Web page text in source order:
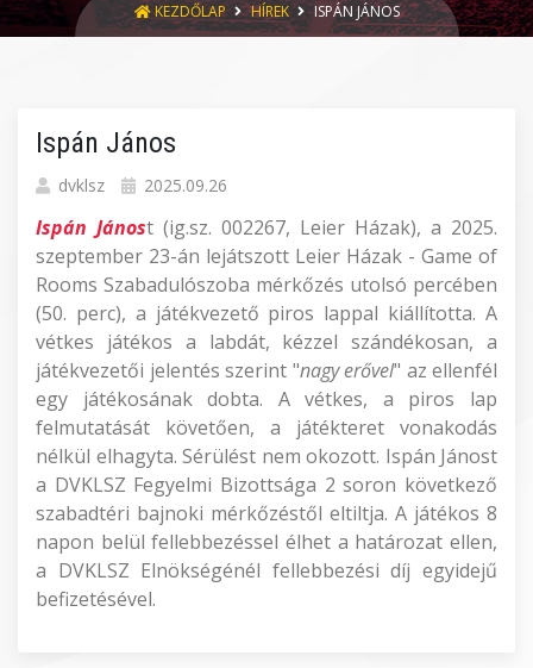
KEZDŐLAP HÍREK ISPÁN JÁNOS
Ispán János
dvklsz 2025.09.26
Ispán Jánost (ig.sz. 002267, Leier Házak), a 2025.
szeptember 23-án lejátszott Leier Házak - Game of
Rooms Szabadulószoba mérkőzés utolsó percében
(50. perc), a játékvezető piros lappal kiállította. A
vétkes játékos a labdát, kézzel szándékosan, a
játékvezetői jelentés szerint "nagy erővel" az ellenfél
egy játékosának dobta. A vétkes, a piros lap
felmutatását követően, a játékteret vonakodás
nélkül elhagyta. Sérülést nem okozott. Ispán Jánost
a DVKLSZ Fegyelmi Bizottsága 2 soron következő
szabadtéri bajnoki mérkőzéstől eltiltja. A játékos 8
napon belül fellebbezéssel élhet a határozat ellen,
a DVKLSZ Elnökségénél fellebbezési díj egyidejű
befizetésével.